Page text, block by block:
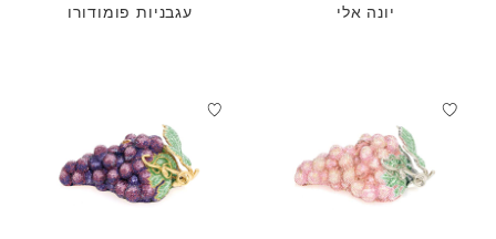
יונה אלי עגבניות פומודורו